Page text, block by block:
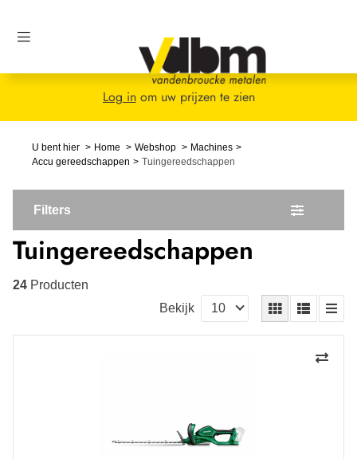
Log inom uw prijzen te zien
U bent hier Home Webshop
Machines
Accu gereedschappen
Tuingereedschappen
Filters
Tuingereedschappen
24 Producten
Bekijk